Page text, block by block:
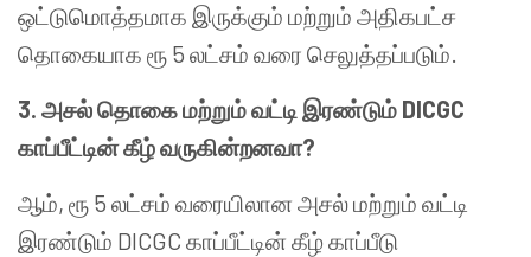
ஒட்டுமொத்தமாக இருக்கும் மற்றும் அதிகபட்ச
தொகையாக ரூ 5 லட்சம் வரை செலுத்தப்படும்.
3. அசல் தொகை மற்றும் வட்டி இரண்டும் DICGC
காப்பீட்டின் கீழ் வருகின்றனவா?
ஆம், ரூ 5 லட்சம் வரையிலான அசல் மற்றும் வட்டி
இரண்டும் DICGC காப்பீட்டின் கீழ் காப்பீடு